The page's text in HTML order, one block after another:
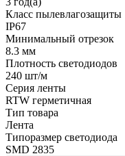
Класс пылевлагозащиты
IP67
Минимальный отрезок
8.3 мм
Плотность светодиодов
240 шт/м
Серия ленты
RTW герметичная
Тип товара
Лента
Типоразмер светодиода
SMD 2835